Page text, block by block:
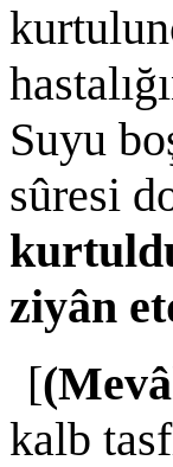
Suyu
sûresi
ziyân
[
kalb